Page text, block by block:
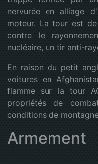
nervurée en alliage
moteur. La tour est
contre le
nucléaire, un tir anti-
En raison du petit
voitures en
flamme sur la tour
propriétés de
conditions de
Armement